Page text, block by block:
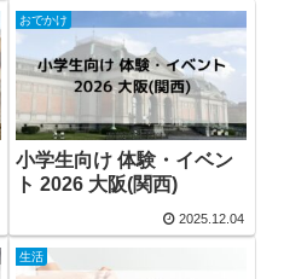
おでかけ
小学生向け 体験・イベン
ト 2026 大阪(関西)
2025.12.04
生活